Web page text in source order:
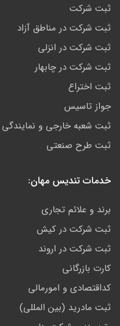
ثبت شرکت
ثبت شرکت در مناطق آزاد
ثبت شرکت در انزلی
ثبت شرکت در چابهار
ثبت اختراع
جواز تاسیس
ثبت شعبه خارجی و نمایندگی
ثبت طرح صنعتی
خدمات تندیس مهان:
برند و علائم تجاری
ثبت شرکت در کیش
ثبت شرکت در اروند
کارت بازرگانی
کداقتصادی و امورمالی
ثبت مادرید (بین المللی)